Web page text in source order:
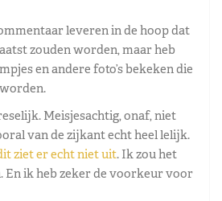
leveren in de hoop dat
zouden worden, maar heb
en andere foto’s bekeken die
Meisjesachtig, onaf, niet
van de zijkant echt heel lelijk.
ziet er echt niet uit. Ik zou het
En ik heb zeker de voorkeur voor